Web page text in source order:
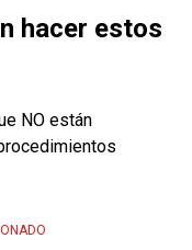
hacer estos
NO están